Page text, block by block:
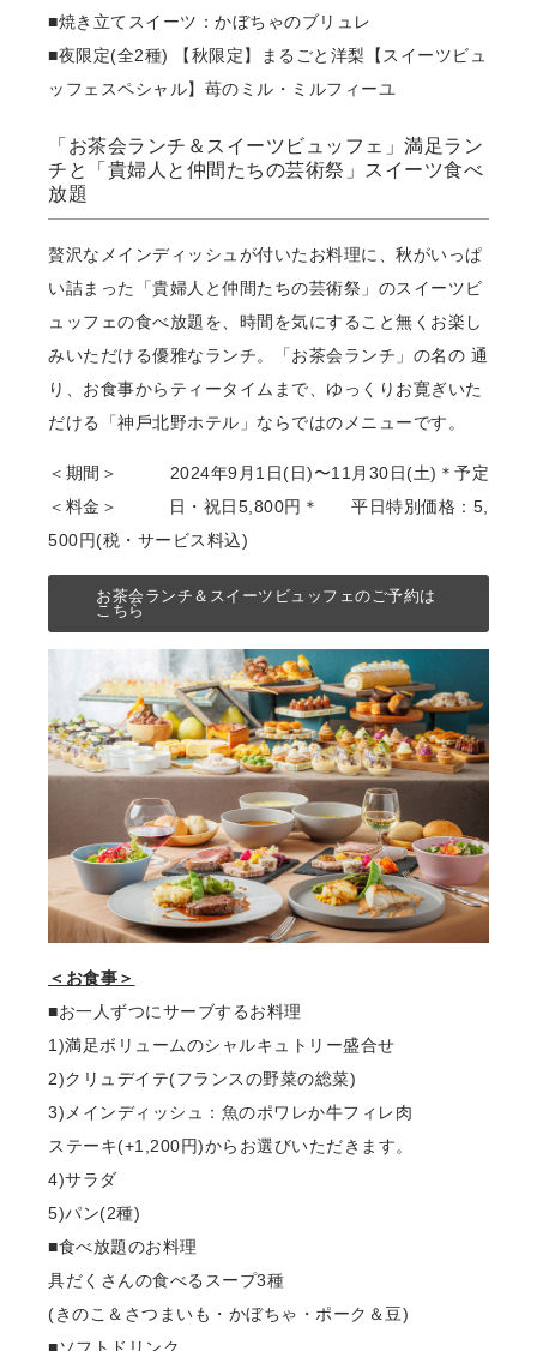
■焼き⽴てスイーツ：かぼちゃのブリュレ
■夜限定(全2種) 【秋限定】まるごと洋梨【スイーツビュ
ッフェスペシャル】苺のミル・ミルフィーユ
「お茶会ランチ＆スイーツビュッフェ」満⾜ラン
チと「貴婦⼈と仲間たちの芸術祭」スイーツ⾷べ
放題
贅沢なメインディッシュが付いたお料理に、秋がいっぱ
い詰まった「貴婦⼈と仲間たちの芸術祭」のスイーツビ
ュッフェの⾷べ放題を、時間を気にすること無くお楽し
みいただける優雅なランチ。「お茶会ランチ」の名の 通
り、お⾷事からティータイムまで、ゆっくりお寛ぎいた
だける「神⼾北野ホテル」ならではのメニューです。
＜期間＞ 2024年9⽉1⽇(⽇)〜11⽉30⽇(土)＊予定
＜料金＞ ⽇・祝⽇5,800円＊ 平⽇特別価格：5,
500円(税・サービス料込)
お茶会ランチ＆スイーツビュッフェのご予約は
こちら
＜お⾷事＞
■お⼀⼈ずつにサーブするお料理
1)満⾜ボリュームのシャルキュトリー盛合せ
2)クリュデイテ(フランスの野菜の総菜)
3)メインディッシュ：⿂のポワレか⽜フィレ⾁
ステーキ(+1,200円)からお選びいただきます。
4)サラダ
5)パン(2種)
■⾷べ放題のお料理
具だくさんの⾷べるスープ3種
(きのこ＆さつまいも・かぼちゃ・ポーク＆⾖)
■ソフトドリンク